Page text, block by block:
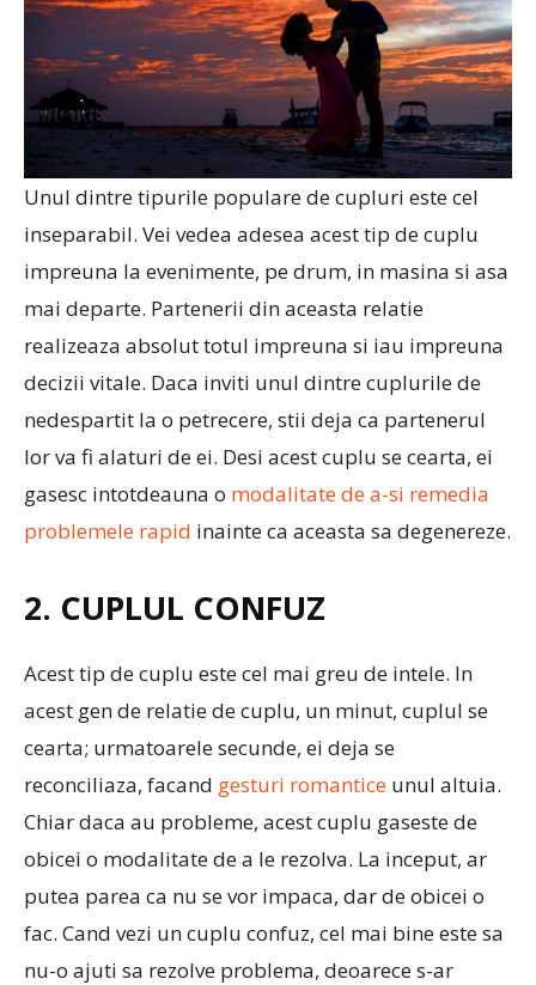
Unul dintre tipurile populare de cupluri este cel
inseparabil. Vei vedea adesea acest tip de cuplu
impreuna la evenimente, pe drum, in masina si asa
mai departe. Partenerii din aceasta relatie
realizeaza absolut totul impreuna si iau impreuna
decizii vitale. Daca inviti unul dintre cuplurile de
nedespartit la o petrecere, stii deja ca partenerul
lor va fi alaturi de ei. Desi acest cuplu se cearta, ei
gasesc intotdeauna o modalitate de a-si remedia
problemele rapid inainte ca aceasta sa degenereze.
2. CUPLUL CONFUZ
Acest tip de cuplu este cel mai greu de intele. In
acest gen de relatie de cuplu, un minut, cuplul se
cearta; urmatoarele secunde, ei deja se
reconciliaza, facand gesturi romantice unul altuia.
Chiar daca au probleme, acest cuplu gaseste de
obicei o modalitate de a le rezolva. La inceput, ar
putea parea ca nu se vor impaca, dar de obicei o
fac. Cand vezi un cuplu confuz, cel mai bine este sa
nu-o ajuti sa rezolve problema, deoarece s-ar